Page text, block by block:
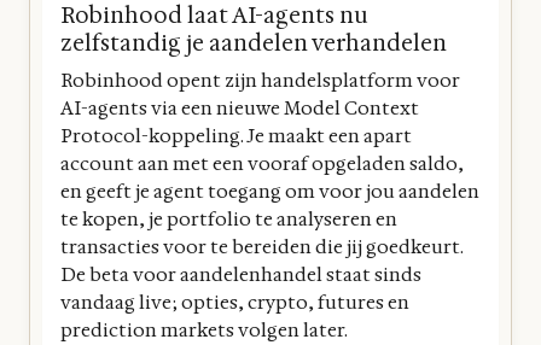
Robinhood laat AI-agents nu
zelfstandig je aandelen verhandelen
Robinhood opent zijn handelsplatform voor
AI-agents via een nieuwe Model Context
Protocol-koppeling. Je maakt een apart
account aan met een vooraf opgeladen saldo,
en geeft je agent toegang om voor jou aandelen
te kopen, je portfolio te analyseren en
transacties voor te bereiden die jij goedkeurt.
De beta voor aandelenhandel staat sinds
vandaag live; opties, crypto, futures en
prediction markets volgen later.